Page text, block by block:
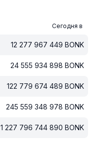
Сегодня в
12 277 967 449 BONK
24 555 934 898 BONK
122 779 674 489 BONK
245 559 348 978 BONK
1 227 796 744 890 BONK